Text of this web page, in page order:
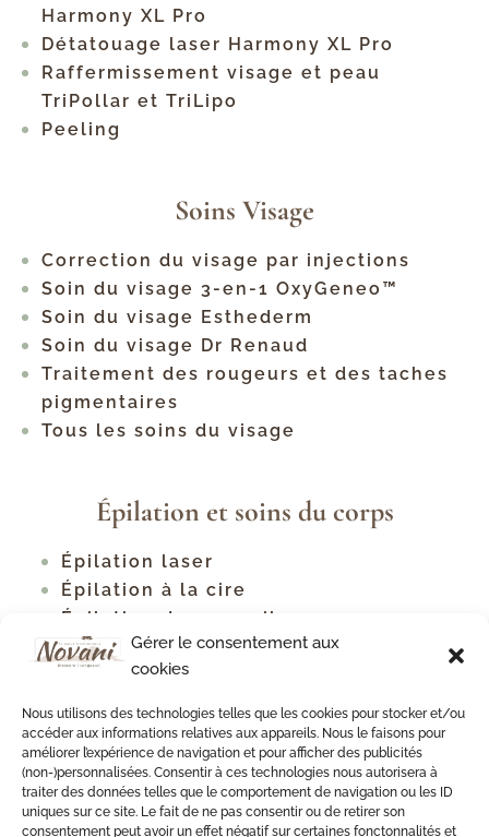
Gérer le consentement aux
cookies
Nous utilisons des technologies telles que les cookies pour stocker et/ou
accéder aux informations relatives aux appareils. Nous le faisons pour
améliorer l’expérience de navigation et pour afficher des publicités
(non-)personnalisées. Consentir à ces technologies nous autorisera à
traiter des données telles que le comportement de navigation ou les ID
uniques sur ce site. Le fait de ne pas consentir ou de retirer son
consentement peut avoir un effet négatif sur certaines fonctonnalités et
Harmony XL Pro
Détatouage laser Harmony XL Pro
Raffermissement visage et peau
TriPollar et TriLipo
Peeling
Soins Visage
Correction du visage par injections
Soin du visage 3-en-1 OxyGeneo™
Soin du visage Esthederm
Soin du visage Dr Renaud
Traitement des rougeurs et des taches
pigmentaires
Tous les soins du visage
Épilation et soins du corps
Épilation laser
Épilation à la cire
Épilation des sourcils
Tous les types d'épilation
Traitement contre la cellulite
Raffermissement corporel
Soins du cou et du décolleté
Soin du dos
Soin du dos antiacné